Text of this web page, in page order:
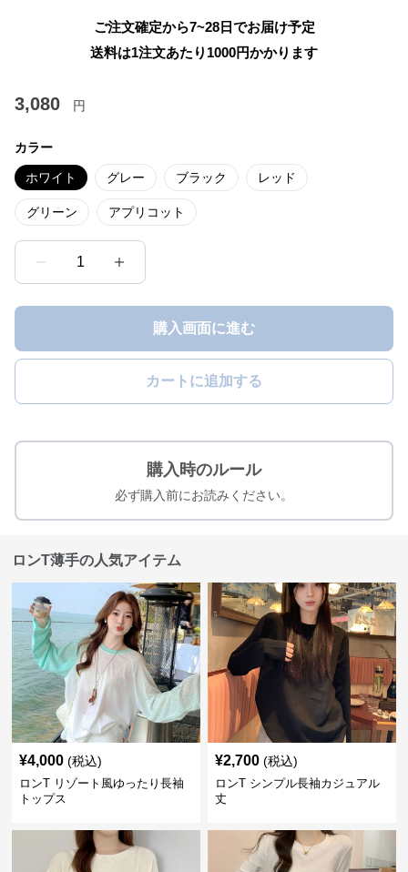
ご注文確定から7~28日でお届け予定
送料は1注文あたり 1000円かかります
3,080 円
カラー
ホワイト グレー ブラック レッド
グリーン アプリコット
1
購入画面に進む
カートに追加する
購入時のルール
必ず購入前にお読みください。
ロンT薄手の人気アイテム
¥4,000 (税込)
ロンT リゾート風ゆったり長袖
トップス
¥2,700 (税込)
ロンT シンプル長袖カジュアル
丈